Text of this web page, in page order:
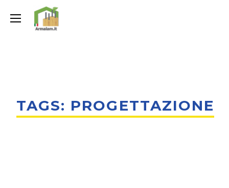
TAGS: PROGETTAZIONE